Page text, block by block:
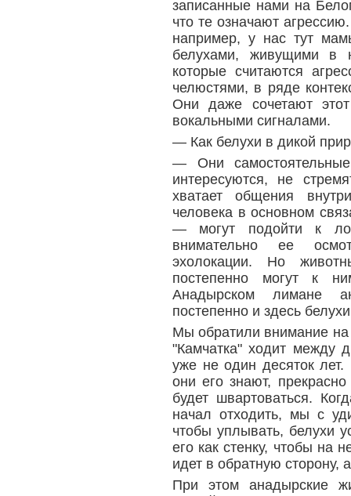
записанные нами на
что те означают
например, у нас тут
белухами, живущими в
которые считаются
челюстями, в ряде
Они даже сочетают
вокальными сигналами.
— Как белухи в дикой
— Они
интересуются, не
хватает общения
человека в основном
— могут подойти к
внимательно ее
эхолокации. Но
постепенно могут к
Анадырском лимане
постепенно и здесь
Мы обратили внимание
"Камчатка" ходит между
уже не один десяток
они его знают,
будет швартоваться.
начал отходить, мы с
чтобы уплывать, белухи
его как стенку, чтобы на
идет в обратную сторону,
При этом анадырские